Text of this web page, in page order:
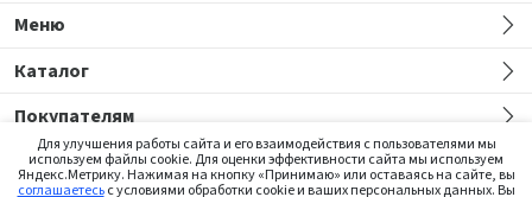
Меню
Каталог
Покупателям
Для улучшения работы сайта и его взаимодействия с пользователями мы
используем файлы cookie. Для оценки эффективности сайта мы используем
Яндекс.Метрику. Нажимая на кнопку «Принимаю» или оставаясь на сайте, вы
соглашаетесьс условиями обработки cookie и ваших персональных данных. Вы